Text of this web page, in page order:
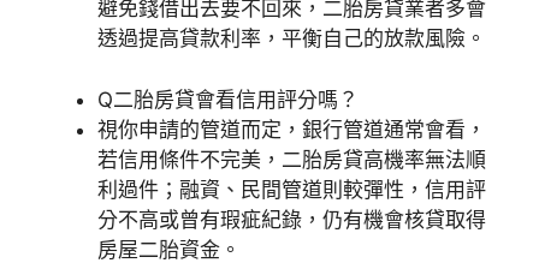
避免錢借出去要不回來，二胎房貸業者多會
透過提高貸款利率，平衡自己的放款風險。
Q二胎房貸會看信用評分嗎？
視你申請的管道而定，銀行管道通常會看，
若信用條件不完美，二胎房貸高機率無法順
利過件；融資、民間管道則較彈性，信用評
分不高或曾有瑕疵紀錄，仍有機會核貸取得
房屋二胎資金。